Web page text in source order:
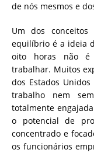
de nós mesmos e
Um dos
equilíbrio é a ideia
oito horas não é
trabalhar. Muitos
dos Estados
trabalho nem
totalmente
o potencial de
concentrado e
os funcionários